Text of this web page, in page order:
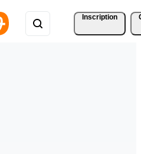
Inscription